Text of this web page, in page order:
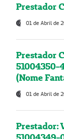
Prestador
01 de Abril de
Prestador
51004350-
(Nome
01 de Abril de
Prestador: